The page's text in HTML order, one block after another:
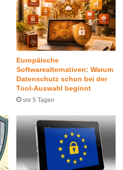
Europäische
Softwarealternativen: Warum
Datenschutz schon bei der
Tool-Auswahl beginnt
vor 5 Tagen